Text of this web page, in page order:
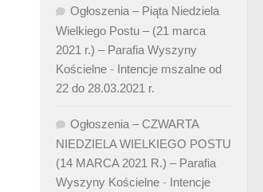
Ogłoszenia – Piąta Niedziela
Wielkiego Postu – (21 marca
2021 r.) – Parafia Wyszyny
Kościelne - Intencje mszalne od
22 do 28.03.2021 r.
Ogłoszenia – CZWARTA
NIEDZIELA WIELKIEGO POSTU
(14 MARCA 2021 R.) – Parafia
Wyszyny Kościelne - Intencje